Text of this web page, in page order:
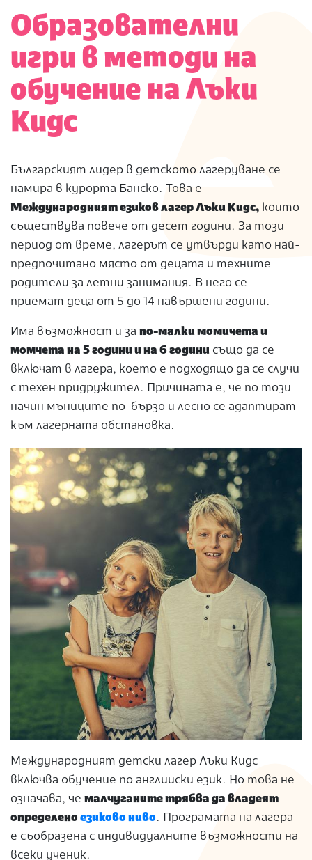
Образователни
игри в методи на
обучение на Лъки
Кидс
Българският лидер в детското лагеруване се
намира в курорта Банско. Това е
Международниятезиков лагер Лъки Кидс, които
съществува повече от десет години. За този
период от време, лагерът се утвърди като най-
предпочитано място от децата и техните
родители за летни занимания. В него се
приемат деца от 5 до 14 навършени години.
Има възможност и за по-малки момичета и
момчета на 5 години и на 6 години също да се
включат в лагера, което е подходящо да се случи
с техен придружител. Причината е, че по този
начин мъниците по-бързо и лесно се адаптират
към лагерната обстановка.
Международният детски лагер Лъки Кидс
включва обучение по английски език. Но това не
означава, че малчуганите трябва да владеят
определеноезиково ниво. Програмата на лагера
е съобразена с индивидуалните възможности на
всеки ученик.